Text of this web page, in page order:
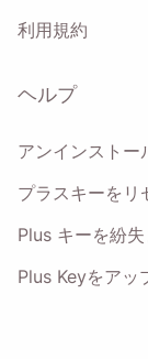
利用規約
ヘルプ
アンインストー
プラスキーをリ
Plus キーを紛
Plus Keyをアッ
シーに同意し